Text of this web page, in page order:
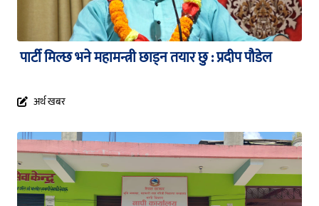
पार्टी मिल्छ भने महामन्त्री छाड्न तयार छु : प्रदीप पौडेल
अर्थ खबर